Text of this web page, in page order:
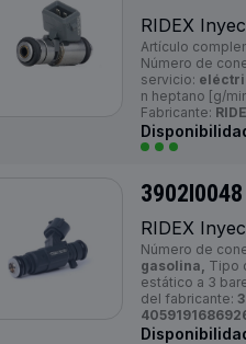
RIDEX
Artículo
Número de
servicio:
n heptano [g/
Fabricante:
3902I0048
RIDEX
Número de
gasolina, Tipo
estático a 3
del fabricante: